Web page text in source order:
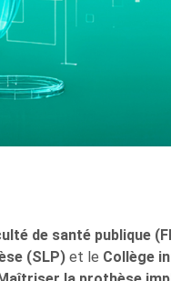
de santé publique
(SLP)et le Collège